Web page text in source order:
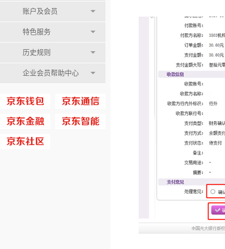
账户及会员
特色服务
历史规则
企业会员帮助中心